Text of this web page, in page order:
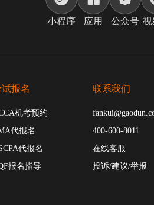
小程序 应用 公众号
报名
机考预约
代报名
代报名
报名指导
联系我们
400-600-8011
在线客服
投诉/建议/举报